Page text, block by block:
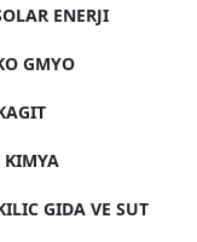
ENERJI
GMYO
GIDA VE SUT